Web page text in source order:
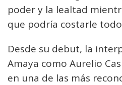
poder y la lealtad
que podría costarle
Desde su debut, la
Amaya como Aurelio
en una de las más